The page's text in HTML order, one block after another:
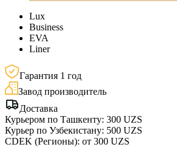
Lux
Business
EVA
Liner
Гарантия 1 год
Завод производитель
Доставка
Курьером по Ташкенту: 300 UZS
Курьер по Узбекистану: 500 UZS
CDEK (Регионы): от 300 UZS